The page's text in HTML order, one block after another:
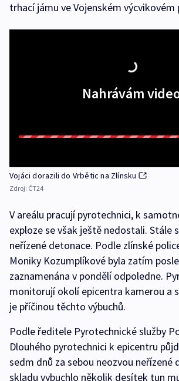
trhací jámu ve Vojenském výcvikovém
Nahrávám
Vojáci dorazili do Vrbětic na Zlínsku
Zdroj: ČT24
V areálu pracují pyrotechnici, k
exploze se však ještě nedostali. Stále
neřízené detonace. Podle zlínské
Moniky Kozumplíkové byla zatím
zaznamenána v pondělí odpoledne.
monitorují okolí epicentra kamerou a
je příčinou těchto výbuchů.
Podle ředitele Pyrotechnické služby
Dlouhého pyrotechnici k epicentru
sedm dnů za sebou neozvou neřízené
skladu vybuchlo několik desítek tun